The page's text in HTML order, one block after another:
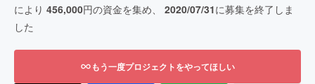
により 456,000円の資金を集め、 2020/07/31に募集を終了しま
した
もう一度プロジェクトをやってほしい